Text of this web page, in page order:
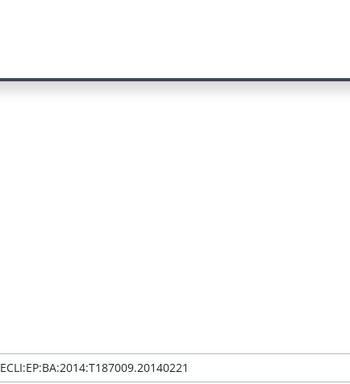
ECLI:EP:BA:2014:T187009.20140221